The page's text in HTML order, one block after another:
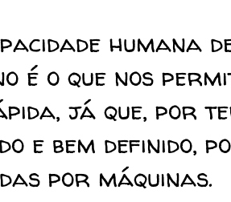
humana
é o que nos
já que, por
e bem definido,
por máquinas.